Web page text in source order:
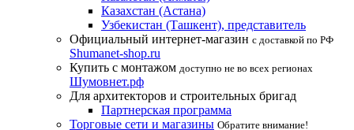
Казахстан (Астана)
Узбекистан (Ташкент), представитель
Официальный интернет-магазин с доставкой по РФ
Shumanet-shop.ru
Купить с монтажом доступно не во всех регионах
Шумовнет.рф
Для архитекторов и строительных бригад
Партнерская программа
Торговые сети и магазины Обратите внимание!